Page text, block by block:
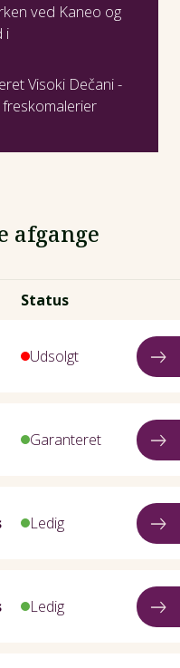
ved Kaneo og
i
Visoki Dečani -
afgange
Status
Udsolgt
Garanteret
Ledig
Ledig